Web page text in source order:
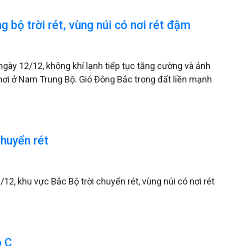
bộ trời rét, vùng núi có nơi rét đậm
12/12, không khí lạnh tiếp tục tăng cường và ảnh
ở Nam Trung Bộ. Gió Đông Bắc trong đất liền mạnh
rét
khu vực Bắc Bộ trời chuyển rét, vùng núi có nơi rét
C